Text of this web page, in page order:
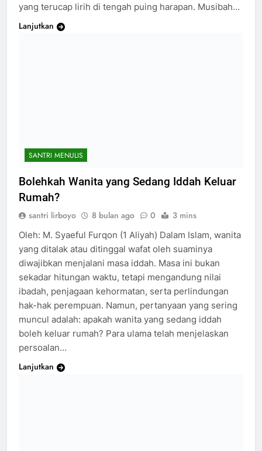
yang terucap lirih di tengah puing harapan. Musibah…
Lanjutkan
SANTRI MENULIS
Bolehkah Wanita yang Sedang Iddah Keluar
Rumah?
santri lirboyo 8 bulan ago 0 3 mins
Oleh: M. Syaeful Furqon (1 Aliyah) Dalam Islam, wanita
yang ditalak atau ditinggal wafat oleh suaminya
diwajibkan menjalani masa iddah. Masa ini bukan
sekadar hitungan waktu, tetapi mengandung nilai
ibadah, penjagaan kehormatan, serta perlindungan
hak-hak perempuan. Namun, pertanyaan yang sering
muncul adalah: apakah wanita yang sedang iddah
boleh keluar rumah? Para ulama telah menjelaskan
persoalan…
Lanjutkan